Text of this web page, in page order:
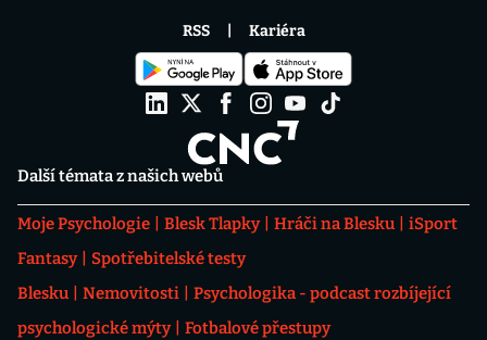
Další témata z našich webů
Moje Psychologie Blesk Tlapky Hráči na Blesku
iSport
Fantasy
Spotřebitelské testy
Blesku
Nemovitosti
Psychologika - podcast rozbíjející
psychologické mýty
Fotbalové přestupy
RSS Kariéra